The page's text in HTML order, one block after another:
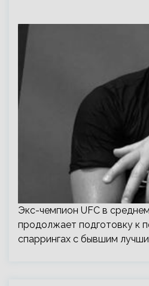
Экс-чемпион UFC в
продолжает подготовку к
спаррингах с бывшим